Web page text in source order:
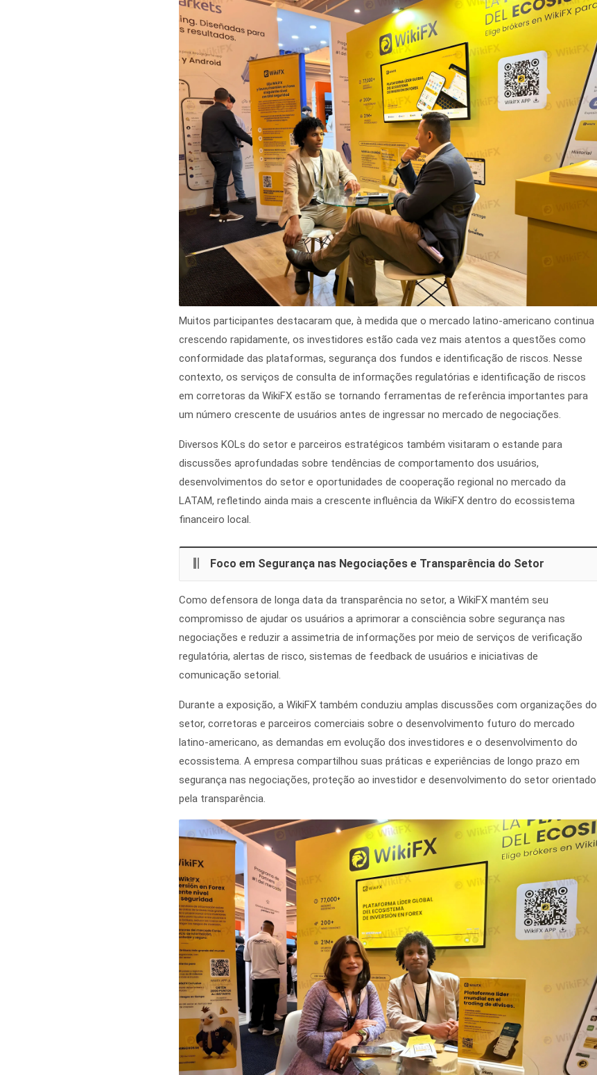
Muitos participantes destacaram que, à medida que o mercado latino-americano continua
crescendo rapidamente, os investidores estão cada vez mais atentos a questões como
conformidade das plataformas, segurança dos fundos e identificação de riscos. Nesse
contexto, os serviços de consulta de informações regulatórias e identificação de riscos
em corretoras da WikiFX estão se tornando ferramentas de referência importantes para
um número crescente de usuários antes de ingressar no mercado de negociações.
Diversos KOLs do setor e parceiros estratégicos também visitaram o estande para
discussões aprofundadas sobre tendências de comportamento dos usuários,
desenvolvimentos do setor e oportunidades de cooperação regional no mercado da
LATAM, refletindo ainda mais a crescente influência da WikiFX dentro do ecossistema
financeiro local.
Foco em Segurança nas Negociações e Transparência do Setor
Como defensora de longa data da transparência no setor, a WikiFX mantém seu
compromisso de ajudar os usuários a aprimorar a consciência sobre segurança nas
negociações e reduzir a assimetria de informações por meio de serviços de verificação
regulatória, alertas de risco, sistemas de feedback de usuários e iniciativas de
comunicação setorial.
Durante a exposição, a WikiFX também conduziu amplas discussões com organizações do
setor, corretoras e parceiros comerciais sobre o desenvolvimento futuro do mercado
latino-americano, as demandas em evolução dos investidores e o desenvolvimento do
ecossistema. A empresa compartilhou suas práticas e experiências de longo prazo em
segurança nas negociações, proteção ao investidor e desenvolvimento do setor orientado
pela transparência.